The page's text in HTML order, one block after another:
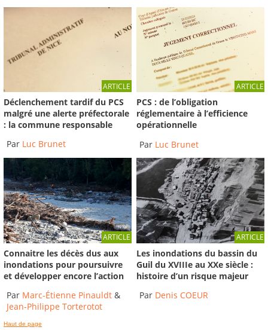
ARTICLE
Déclenchement tardif du PCS
malgré une alerte préfectorale
: la commune responsable
Par Luc Brunet
ARTICLE
PCS : de l’obligation
réglementaire à l’efficience
opérationnelle
Par Luc Brunet
ARTICLE
Connaitre les décès dus aux
inondations pour poursuivre
et développer encore l’action
Par Marc-Étienne Pinauldt &
Jean-Philippe Torterotot
ARTICLE
Les inondations du bassin du
Guil du XVIIIe au XXe siècle :
histoire d’un risque majeur
Par Denis COEUR
Haut de page